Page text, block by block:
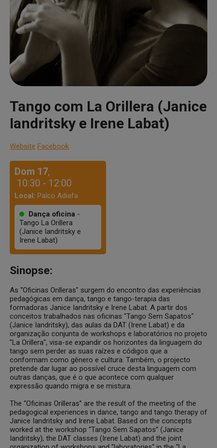
Tango com La Orillera (Janice
Iandritsky e Irene Labat)
Website Facebook
Dom 17,
10:30 - 12:00
Local: Palco Adiafa
Dança oficina -
Tango La Orillera
(Janice Iandritsky e
Irene Labat)
Sinopse:
As “Oficinas Orilleras" surgem do encontro das experiências
pedagógicas em dança, tango e tango-terapia das
formadoras Janice Iandritsky e Irene Labat. A partir dos
conceitos trabalhados nas oficinas "Tango Sem Sapatos"
(Janice Iandritsky), das aulas da DAT (Irene Labat) e da
organização conjunta de workshops e laboratórios no projeto
"La Orillera", visa-se expandir os horizontes da linguagem do
tango sem perder as suas raízes e códigos que a
conformam como gênero e cultura. Também, o projecto
pretende dar lugar ao possível cruce desta linguagem com
outras danças, que é o que acontece com qualquer
expressão quando migra e se mistura.
The “Oficinas Orilleras” are the result of the meeting of the
pedagogical experiences in dance, tango and tango therapy of
Janice Iandritsky and Irene Labat. Based on the concepts
worked at the workshop “Tango Sem Sapatos” (Janice
Iandritsky), the DAT classes (Irene Labat) and the joint